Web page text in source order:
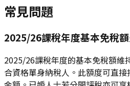
常見問題
2025/26課稅年度基本免稅
2025/26課稅年度的基本免稅額維
合資格單身納稅人。此額度可直